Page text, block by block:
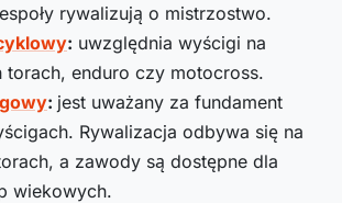
rywalizują o mistrzostwo.
: uwzględnia wyścigi na
torach, enduro czy motocross.
: jest uważany za fundament
Rywalizacja odbywa się na
a zawody są dostępne dla
wiekowych.